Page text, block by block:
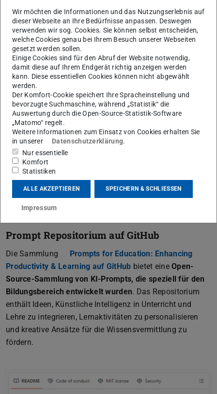
Prompt Repositorium auf GitHub
Die Sammlung
Prompts for Education: Enhancing
Productivity & Learning auf GitHub (wird in neuem Tab
bietet eineOpen-
Source-Sammlung von KI-Prompts, die speziell für den
Bildungsbereich entwickelt wurden. Das Repositorium
enthält Ideen, Künstliche Intelligenz in Unterricht und
Lehre zu integrieren, Lernaktivitäten zu personalisieren
und kreative Ansätze für die Wissensvermittlung zu
fördern.
Wir möchten die Informationen und das Nutzungserlebnis auf
dieser Webseite an Ihre Bedürfnisse anpassen. Deswegen
verwenden wir sog. Cookies. Sie können selbst entscheiden,
welche Cookies genau bei Ihrem Besuch unserer Webseiten
gesetzt werden sollen.
Einige Cookies sind für den Abruf der Website notwendig,
damit diese auf Ihrem Endgerät richtig anzeigen werden
kann. Diese essentiellen Cookies können nicht abgewählt
werden.
Der Komfort-Cookie speichert Ihre Spracheinstellung und
bevorzugte Suchmaschine, während „Statistik“ die
Auswertung durch die Open-Source-Statistik-Software
„Matomo“ regelt.
Weitere Informationen zum Einsatz von Cookies erhalten Sie
in unserer
Datenschutzerklärung.
Nur essentielle
Komfort
Statistiken
ALLE AKZEPTIEREN SPEICHERN & SCHLIESSEN
Impressum